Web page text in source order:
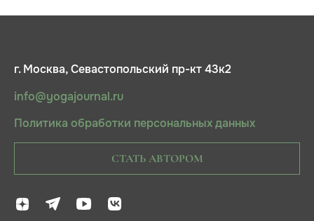
г. Москва, Севастопольский пр-кт 43к2
info@yogajournal.ru
Политика обработки персональных данных
СТАТЬ АВТОРОМ